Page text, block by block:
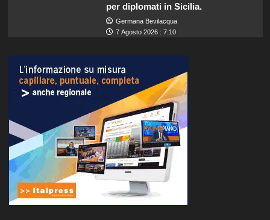
per diplomati in Sicilia.
Germana Bevilacqua
7 Agosto 2026 : 7:10